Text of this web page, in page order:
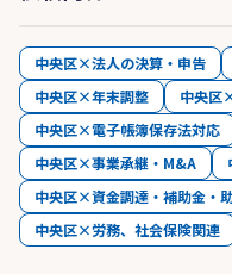
中央区×法人の決算・申告
中央区×年末調整
中央区
中央区×電子帳簿保存法対応
中央区×事業承継・M&A
中央区×資金調達・補助金・
中央区×労務、社会保険関連